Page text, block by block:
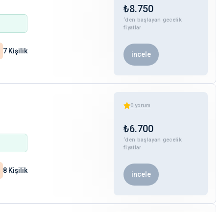
7 Kişilik
₺8.750
‘den başlayan gecelik
fiyatlar
incele
8 Kişilik
0 yorum
₺6.700
‘den başlayan gecelik
fiyatlar
incele